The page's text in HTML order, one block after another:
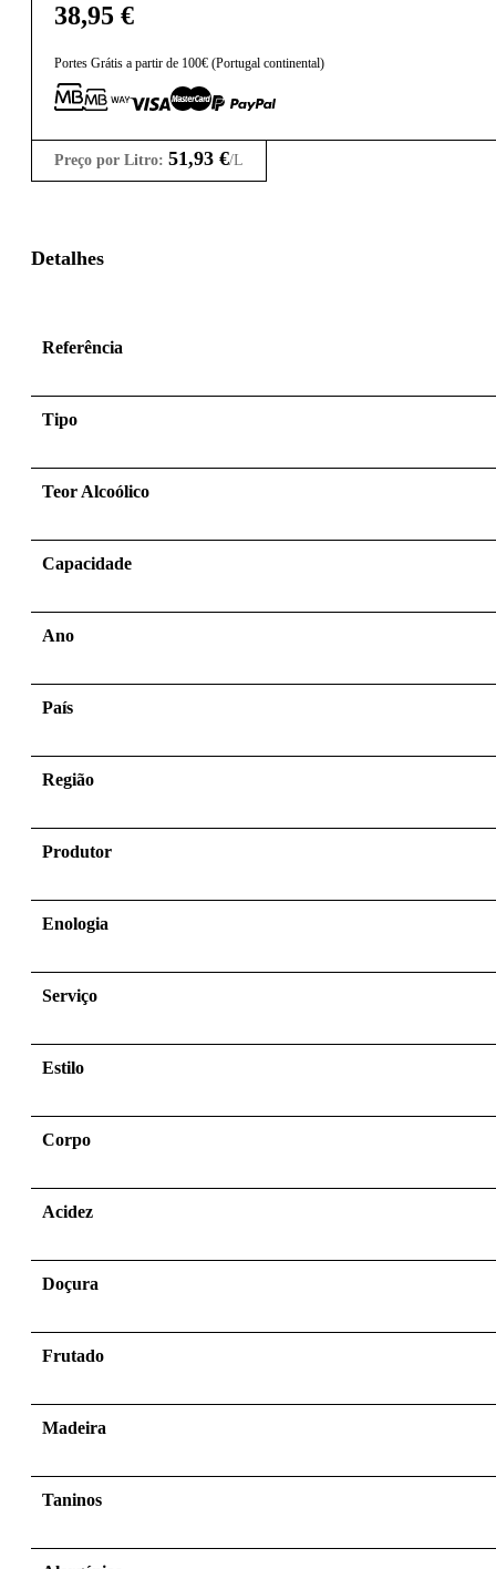
38,95 €
Portes Grátis a partir de 100€ (Portugal continental)
Preço por Litro: 51,93 €/L
Detalhes
Referência
Tipo
Teor Alcoólico
Capacidade
Ano
País
Região
Produtor
Enologia
Serviço
Estilo
Corpo
Acidez
Doçura
Frutado
Madeira
Taninos